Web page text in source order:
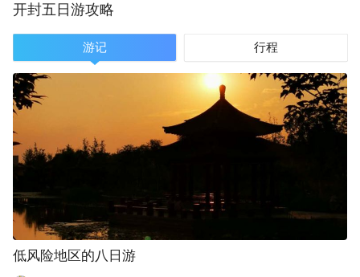
开封五 日游攻略
游记 行程
低风险地区的八日游